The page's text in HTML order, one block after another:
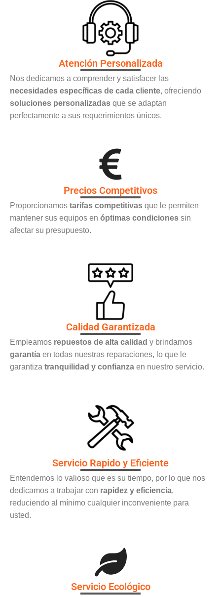
Atención Personalizada
Nos dedicamos a comprender y satisfacer las
necesidades específicas de cada cliente, ofreciendo
soluciones personalizadas que se adaptan
perfectamente a sus requerimientos únicos.
Precios Competitivos
Proporcionamos tarifas competitivas que le permiten
mantener sus equipos en óptimas condiciones sin
afectar su presupuesto.
Calidad Garantizada
Empleamos repuestos de alta calidad y brindamos
garantía en todas nuestras reparaciones, lo que le
garantiza tranquilidad y confianza en nuestro servicio.
Servicio Rapido y Eficiente
Entendemos lo valioso que es su tiempo, por lo que nos
dedicamos a trabajar con rapidez y eficiencia,
reduciendo al mínimo cualquier inconveniente para
usted.
Servicio Ecológico